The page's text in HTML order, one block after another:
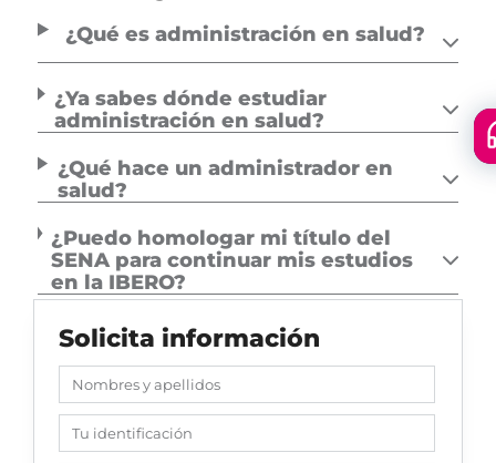
¿Qué es administración en salud?
¿Ya sabes dónde estudiar
administración en salud?
¿Qué hace un administrador en
salud?
¿Puedo homologar mi título del
SENA para continuar mis estudios
en la IBERO?
Solicita información
Nombres y apellidos
Tu identificación